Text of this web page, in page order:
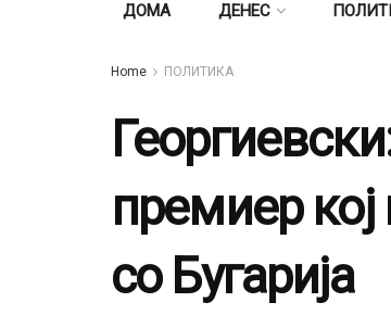
ДОМА ДЕНЕС
Home ПОЛИТИКА
премиер
со Бугарија